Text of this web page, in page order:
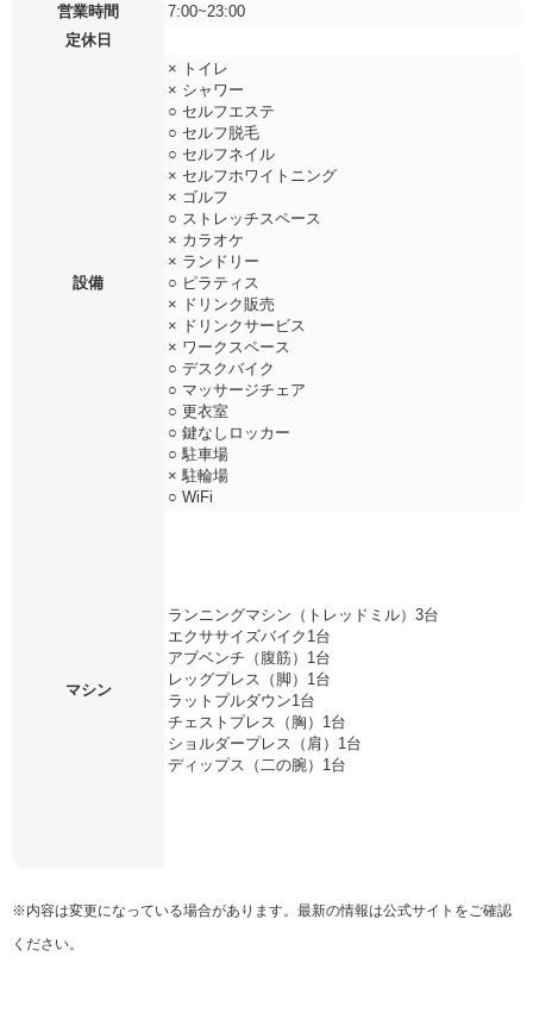
営業時間
7:00~23:00
定休日
設備
× トイレ
× シャワー
○ セルフエステ
○ セルフ脱毛
○ セルフネイル
× セルフホワイトニング
× ゴルフ
○ ストレッチスペース
× カラオケ
× ランドリー
○ ピラティス
× ドリンク販売
× ドリンクサービス
× ワークスペース
○ デスクバイク
○ マッサージチェア
○ 更衣室
○ 鍵なしロッカー
○ 駐車場
× 駐輪場
○ WiFi
マシン
ランニングマシン（トレッドミル）3台
エクササイズバイク1台
アブベンチ（腹筋）1台
レッグプレス（脚）1台
ラットプルダウン1台
チェストプレス（胸）1台
ショルダープレス（肩）1台
ディップス（二の腕）1台
※内容は変更になっている場合があります。最新の情報は公式サイトをご確認
ください。